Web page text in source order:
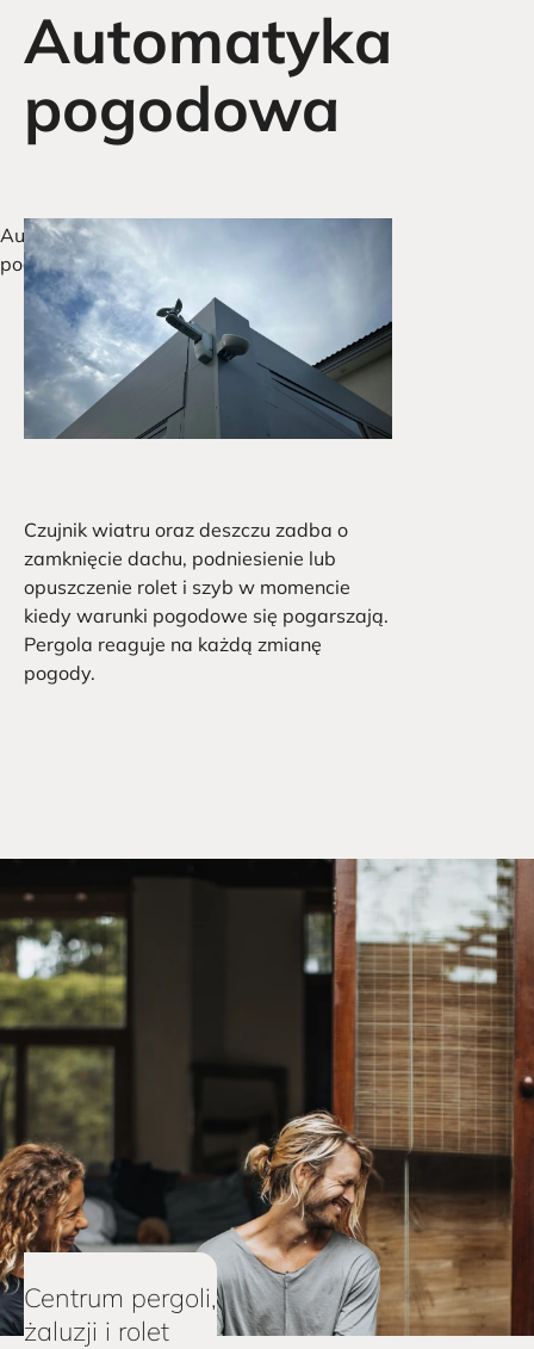
Automatyka
pogodowa
Automatyka
pogodowa
Czujnik wiatru oraz deszczu zadba o
zamknięcie dachu, podniesienie lub
opuszczenie rolet i szyb w momencie
kiedy warunki pogodowe się pogarszają.
Pergola reaguje na każdą zmianę
pogody.
Centrum pergoli,
żaluzji i rolet